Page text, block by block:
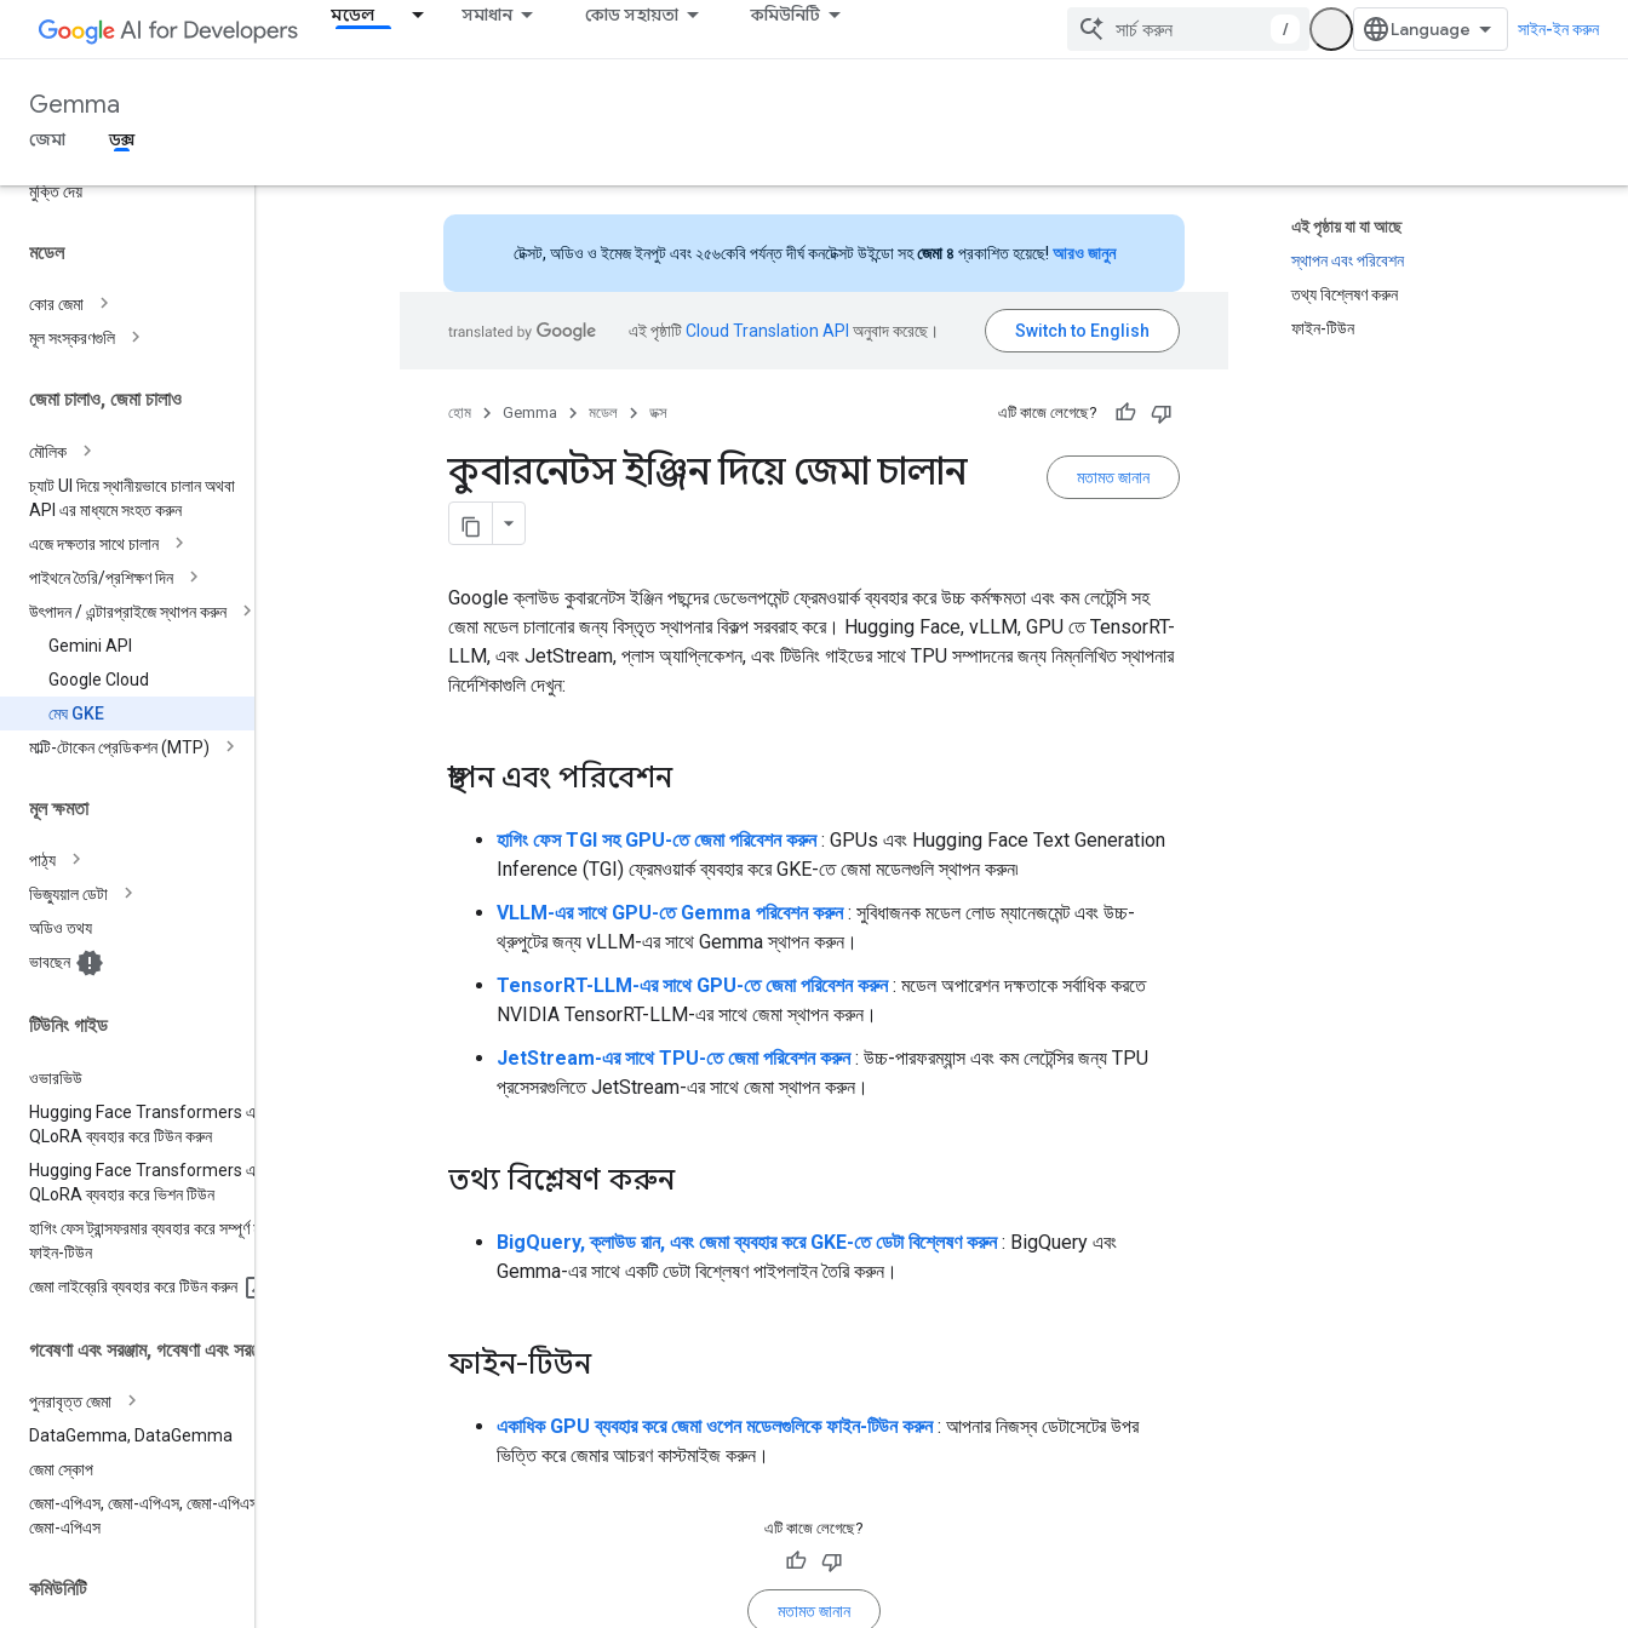
মডেল সমাধান কোড সহায়তা কমিউনিটি
/ সাইন-ইন করুন
Gemma
জেমা ডক্স
মুক্তি দেয়
মডেল
কোর জেমা
মূল সংস্করণগুলি
জেমা চালাও, জেমা চালাও
মৌলিক
চ্যাট UI দিয়ে স্থানীয়ভাবে চালান অথবা
API এর মাধ্যমে সংহত করুন
এজে দক্ষতার সাথে চালান
পাইথনে তৈরি/প্রশিক্ষণ দিন
উৎপাদন/এন্টারপ্রাইজে স্থাপন করুন
Gemini API
Google Cloud
মেঘ GKE
মাল্টি-টোকেন প্রেডিকশন (MTP)
মূল ক্ষমতা
পাঠ্য
ভিজ্যুয়াল ডেটা
অডিও তথয
ভাবছেন
টিউনিং গাইড
ওভারভিউ
Hugging Face Transformers এবং
QLoRA ব্যবহার করে টিউন করুন
Hugging Face Transformers এবং
QLoRA ব্যবহার করে ভিশন টিউন
হাগিং ফেস ট্রান্সফরমার ব্যবহার করে সম্পূর্ণ মডেল
ফাইন-টিউন
জেমা লাইব্রেরি ব্যবহার করে টিউন করুন
গবেষণা এবং সরঞ্জাম, গবেষণা এবং সরঞ্জাম
পুনরাবৃত্ত জেমা
DataGemma, DataGemma
জেমা স্কোপ
জেমা-এপিএস, জেমা-এপিএস, জেমা-এপিএস
জেমা-এপিএস
কমিউনিটি
এই পৃষ্ঠায় যা যা আছে
স্থাপন এবং পরিবেশন
তথ্য বিশ্লেষণ করুন
ফাইন-টিউন
টেক্সট, অডিও ও ইমেজ ইনপুট এবং ২৫৬কেবি পর্যন্ত দীর্ঘ কনটেক্সট উইন্ডো সহজেমা ৪ প্রকাশিত হয়েছে! আরও জানুন
এই পৃষ্ঠাটিCloud Translation API অনুবাদ করেছে।
হোম Gemma মডেল ডক্স এটি কাজে লেগেছে?
মতামত জানান
কুবারনেটস ইঞ্জিন দিয়ে জেমা চালান
Google ক্লাউড কুবারনেটস ইঞ্জিন পছন্দের ডেভেলপমেন্ট ফ্রেমওয়ার্ক ব্যবহার করে উচ্চ কর্মক্ষমতা এবং কম লেটেন্সি সহ
জেমা মডেল চালানোর জন্য বিস্তৃত স্থাপনার বিকল্প সরবরাহ করে। Hugging Face, vLLM, GPU তে TensorRT-
LLM, এবং JetStream, প্লাস অ্যাপ্লিকেশন, এবং টিউনিং গাইডের সাথে TPU সম্পাদনের জন্য নিম্নলিখিত স্থাপনার
নির্দেশিকাগুলি দেখুন:
স্থাপন এবং পরিবেশন
হাগিং ফেস TGI সহ GPU-তে জেমা পরিবেশন করুন: GPUs এবং Hugging Face Text Generation
Inference (TGI) ফ্রেমওয়ার্ক ব্যবহার করে GKE-তে জেমা মডেলগুলি স্থাপন করুন৷
VLLM-এর সাথে GPU-তে Gemma পরিবেশন করুন: সুবিধাজনক মডেল লোড ম্যানেজমেন্ট এবং উচ্চ-
থ্রুপুটের জন্য vLLM-এর সাথে Gemma স্থাপন করুন।
TensorRT-LLM-এর সাথে GPU-তে জেমা পরিবেশন করুন: মডেল অপারেশন দক্ষতাকে সর্বাধিক করতে
NVIDIA TensorRT-LLM-এর সাথে জেমা স্থাপন করুন।
JetStream-এর সাথে TPU-তে জেমা পরিবেশন করুন: উচ্চ-পারফরম্যান্স এবং কম লেটেন্সির জন্য TPU
প্রসেসরগুলিতে JetStream-এর সাথে জেমা স্থাপন করুন।
তথ্য বিশ্লেষণ করুন
BigQuery, ক্লাউড রান, এবং জেমা ব্যবহার করে GKE-তে ডেটা বিশ্লেষণ করুন: BigQuery এবং
Gemma-এর সাথে একটি ডেটা বিশ্লেষণ পাইপলাইন তৈরি করুন।
ফাইন-টিউন
একাধিক GPU ব্যবহার করে জেমা ওপেন মডেলগুলিকে ফাইন-টিউন করুন: আপনার নিজস্ব ডেটাসেটের উপর
ভিত্তি করে জেমার আচরণ কাস্টমাইজ করুন।
এটি কাজে লেগেছে?
মতামত জানান